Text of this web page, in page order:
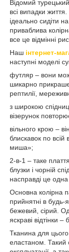
Відомий
всі випадки
ідеально сидіти
приваблива
все це відмінні
Наш інтернет-
наступні моделі
футляр – вони
шикарно
рептилії,
з широкою
візерунок
вільного крою –
блискавок по
миша»;
2-в-1 – таке
блузки і чорній
насправді це одна
Основна колірна
прийнятні в будь-
бежевий, сірий.
яскраві відтінки
Тканина для
еластаном. Такий